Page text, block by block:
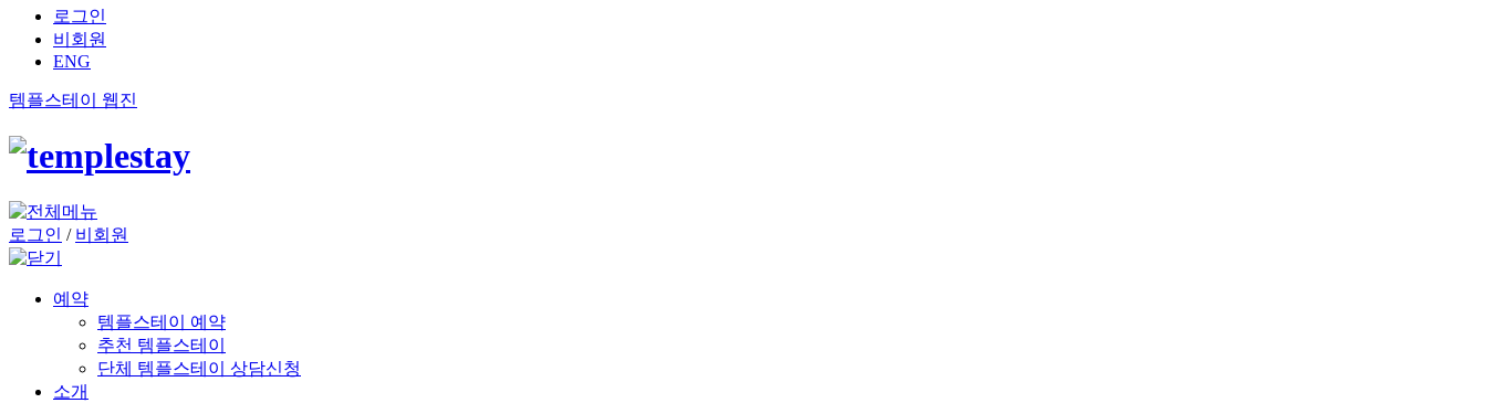
로그인
비회원
ENG
템플스테이 웹진
로그인 / 비회원
예약
템플스테이 예약
추천 템플스테이
단체 템플스테이 상담신청
소개